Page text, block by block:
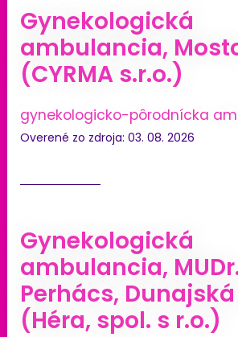
Gynekologická
ambulancia,
(CYRMA s.r.o.)
gynekologicko-pôrodnícka
Overené zo zdroja: 03. 08. 2026
Gynekologická
ambulancia,
Perhács,
(Héra, spol. s r.o.)